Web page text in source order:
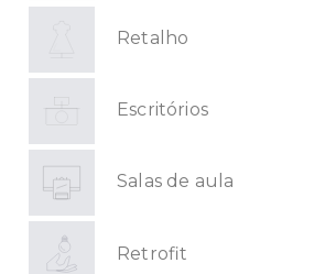
Retalho
Escritórios
Salas de aula
Retrofit